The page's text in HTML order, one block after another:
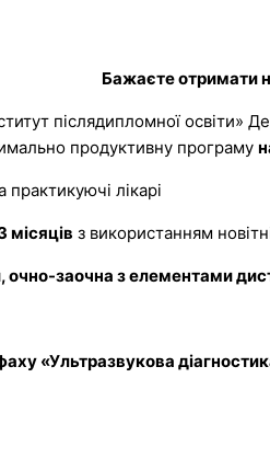
Бажаєте отримати
післядипломної
продуктивну програму
практикуючі лікарі
місяців з використанням
заочна з елементами
«Ультразвукова